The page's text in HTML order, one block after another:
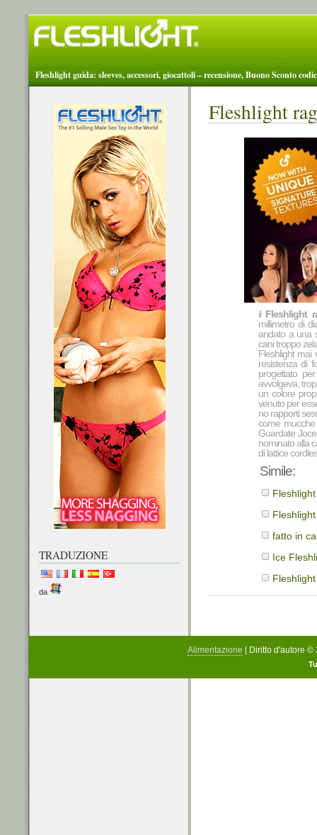
Fleshlight guida: sleeves, accessori, giocattoli – recensione, Buono Sconto
Fleshlight
il Fleshlight
millimetro di
andato a una
cani troppo
Fleshlight mai
resistenza di
progettato
avvolgeva,
un colore
venuto per
no rapporti
come
Guardate
nominato alla
di lattice
Simile:
fatto in
Ice
TRADUZIONE
da
Alimentazione | Diritto d'autore